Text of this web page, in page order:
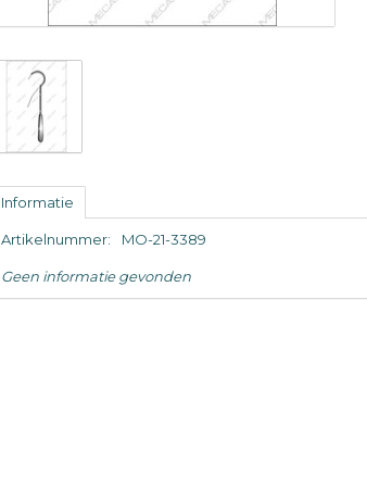
Informatie
Artikelnummer: MO-21-3389
Geen informatie gevonden